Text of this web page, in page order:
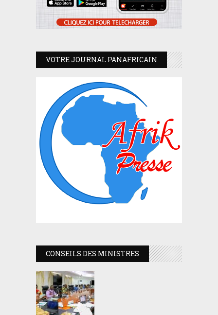
VOTRE JOURNAL PANAFRICAIN
CONSEILS DES MINISTRES